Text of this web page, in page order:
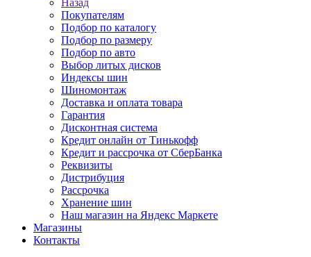
Назад
Покупателям
Подбор по каталогу
Подбор по размеру
Подбор по авто
Выбор литых дисков
Индексы шин
Шиномонтаж
Доставка и оплата товара
Гарантия
Дисконтная система
Кредит онлайн от Тинькофф
Кредит и рассрочка от СберБанка
Реквизиты
Дистрибуция
Рассрочка
Хранение шин
Наш магазин на Яндекс Маркете
Магазины
Контакты